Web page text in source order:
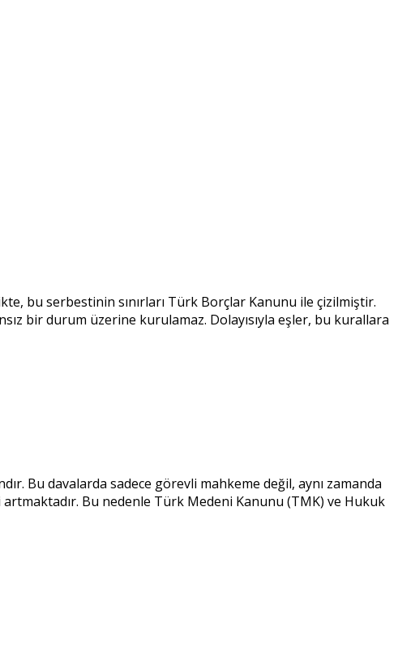
bu serbestinin sınırları Türk Borçlar Kanunu ile çizilmiştir.
bir durum üzerine kurulamaz. Dolayısıyla eşler, bu kurallara
Bu davalarda sadece görevli mahkeme değil, aynı zamanda
artmaktadır. Bu nedenle Türk Medeni Kanunu (TMK) ve Hukuk